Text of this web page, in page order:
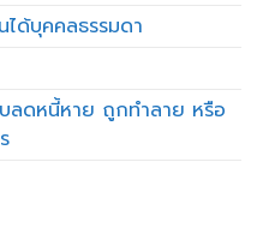
ได้บุคคลธรรมดา
ลดหนี้หาย ถูกทำลาย หรือ